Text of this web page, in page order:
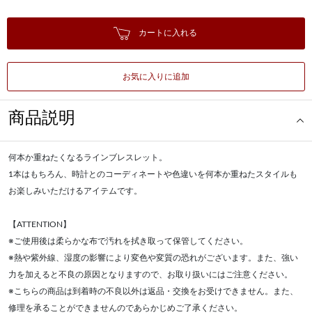
カートに入れる
お気に入りに追加
商品説明
何本か重ねたくなるラインブレスレット。
1本はもちろん、時計とのコーディネートや色違いを何本か重ねたスタイルも
お楽しみいただけるアイテムです。
【ATTENTION】
※ご使用後は柔らかな布で汚れを拭き取って保管してください。
※熱や紫外線、湿度の影響により変色や変質の恐れがございます。また、強い
力を加えると不良の原因となりますので、お取り扱いにはご注意ください。
※こちらの商品は到着時の不良以外は返品・交換をお受けできません。また、
修理を承ることができませんのであらかじめご了承ください。